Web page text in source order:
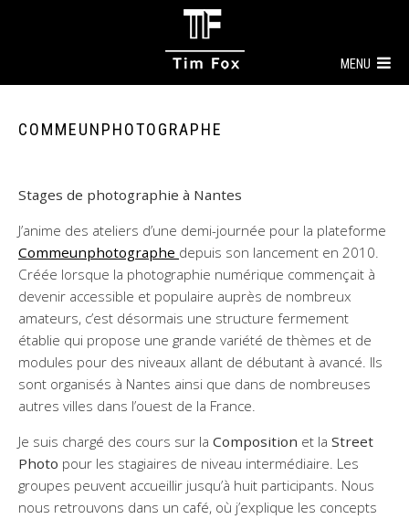
MENU
COMMEUNPHOTOGRAPHE
Stages de photographie à Nantes
J’anime des ateliers d’une demi-journée pour la plateforme
Commeunphotographe depuis son lancement en 2010.
Créée lorsque la photographie numérique commençait à
devenir accessible et populaire auprès de nombreux
amateurs, c’est désormais une structure fermement
établie qui propose une grande variété de thèmes et de
modules pour des niveaux allant de débutant à avancé. Ils
sont organisés à Nantes ainsi que dans de nombreuses
autres villes dans l’ouest de la France.
Je suis chargé des cours sur la Composition et la Street
Photo pour les stagiaires de niveau intermédiaire. Les
groupes peuvent accueillir jusqu’à huit participants. Nous
nous retrouvons dans un café, où j’explique les concepts